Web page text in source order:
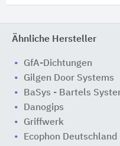
Ähnliche Hersteller
GfA-Dichtungen
Gilgen Door Systems
BaSys - Bartels
Danogips
Griffwerk
Ecophon Deutschland